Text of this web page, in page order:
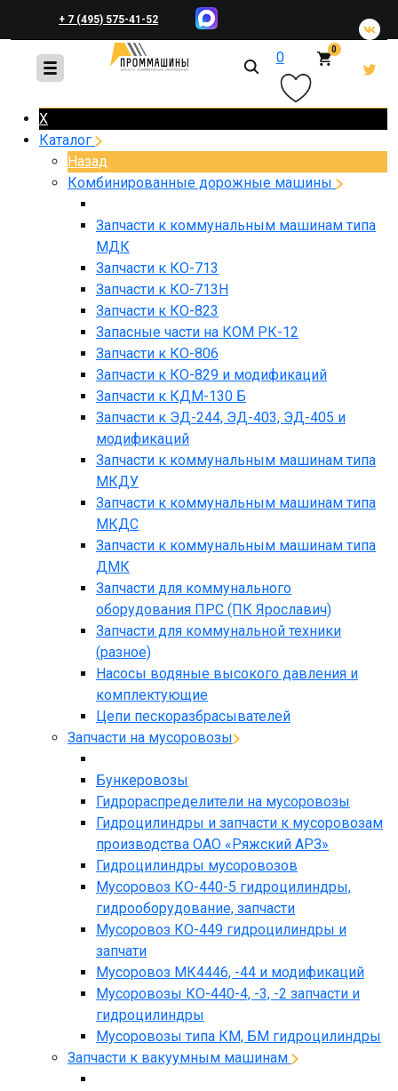
+ 7 (495) 575-41-52
+ 7 (495) 648-45-83 0 0
X
Каталог
Назад
Комбинированные дорожные машины
Запчасти к коммунальным машинам типа
МДК
Запчасти к КО-713
Запчасти к КО-713Н
Запчасти к КО-823
Запасные части на КОМ РК-12
Запчасти к КО-806
Запчасти к КО-829 и модификаций
Запчасти к КДМ-130 Б
Запчасти к ЭД-244, ЭД-403, ЭД-405 и
модификаций
Запчасти к коммунальным машинам типа
МКДУ
Запчасти к коммунальным машинам типа
МКДС
Запчасти к коммунальным машинам типа
ДМК
Запчасти для коммунального
оборудования ПРС (ПК Ярославич)
Запчасти для коммунальной техники
(разное)
Насосы водяные высокого давления и
комплектующие
Цепи пескоразбрасывателей
Запчасти на мусоровозы
Бункеровозы
Гидрораспределители на мусоровозы
Гидроцилиндры и запчасти к мусоровозам
производства ОАО «Ряжский АРЗ»
Гидроцилиндры мусоровозов
Мусоровоз КО-440-5 гидроцилиндры,
гидрооборудование, запчасти
Мусоровоз КО-449 гидроцилиндры и
запчати
Мусоровоз МК4446, -44 и модификаций
Мусоровозы КО-440-4, -3, -2 запчасти и
гидроцилиндры
Мусоровозы типа КМ, БМ гидроцилиндры
Запчасти к вакуумным машинам